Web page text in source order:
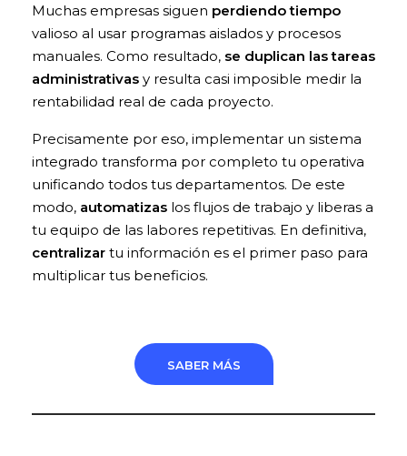
Muchas empresas siguen perdiendo tiempo
valioso al usar programas aislados y procesos
manuales. Como resultado, se duplican las tareas
administrativas y resulta casi imposible medir la
rentabilidad real de cada proyecto.
Precisamente por eso, implementar un sistema
integrado transforma por completo tu operativa
unificando todos tus departamentos. De este
modo, automatizas los flujos de trabajo y liberas a
tu equipo de las labores repetitivas. En definitiva,
centralizar tu información es el primer paso para
multiplicar tus beneficios.
SABER MÁS